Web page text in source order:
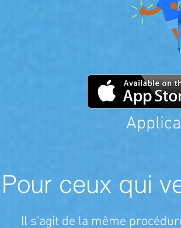
Pour ceux qui
Il s'agit de la même